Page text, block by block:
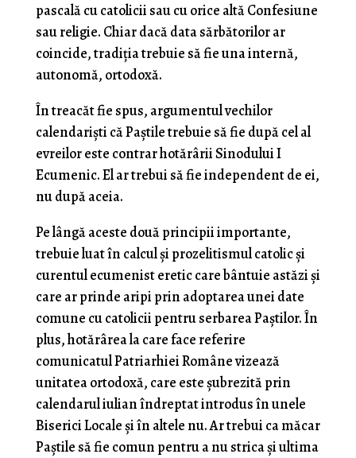
pascală cu catolicii sau cu orice altă Confesiune
sau religie. Chiar dacă data sărbătorilor ar
coincide, tradiția trebuie să fie una internă,
autonomă, ortodoxă.
În treacăt fie spus, argumentul vechilor
calendariști că Paștile trebuie să fie după cel al
evreilor este contrar hotărârii Sinodului I
Ecumenic. El ar trebui să fie independent de ei,
nu după aceia.
Pe lângă aceste două principii importante,
trebuie luat în calcul și prozelitismul catolic și
curentul ecumenist eretic care bântuie astăzi și
care ar prinde aripi prin adoptarea unei date
comune cu catolicii pentru serbarea Paștilor. În
plus, hotărârea la care face referire
comunicatul Patriarhiei Române vizează
unitatea ortodoxă, care este șubrezită prin
calendarul iulian îndreptat introdus în unele
Biserici Locale și în altele nu. Ar trebui ca măcar
Paștile să fie comun pentru a nu strica și ultima